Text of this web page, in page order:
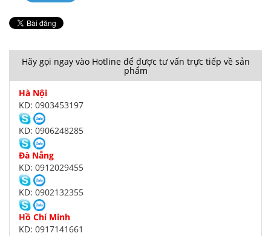
Hãy gọi ngay vào Hotline để được tư vấn trực tiếp về sản
phẩm
Hà Nội
KD: 0903453197
KD: 0906248285
Đà Nẵng
KD: 0912029455
KD: 0902132355
Hồ Chí Minh
KD: 0917141661